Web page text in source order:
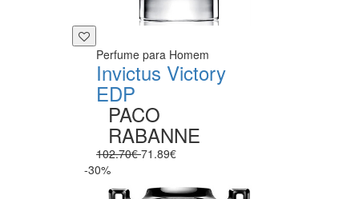
Perfume para Homem
Invictus Victory
EDP
PACO
RABANNE
102.70€71.89€
-30%